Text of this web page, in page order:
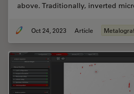
above. Traditionally, inverted
Oct 24, 2023 Article